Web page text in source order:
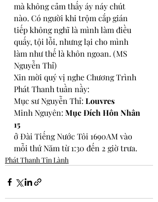
mà không cảm thấy áy náy chút
nào. Có người khi trộm cắp gián
tiếp không nghĩ là mình làm điều
quấy, tội lỗi, nhưng lại cho mình
làm như thế là khôn ngoan. (MS
Nguyễn Thỉ)
Xin mời quý vị nghe Chương Trình
Phát Thanh tuần nầy:
Mục sư Nguyễn Thỉ: Louvres
Minh Nguyên: Mục Đích Hôn Nhân
15
ở Đài Tiếng Nước Tôi 1690AM vào
mỗi thứ Năm từ 1:30 đến 2 giờ trưa.
Phát Thanh Tin Lành